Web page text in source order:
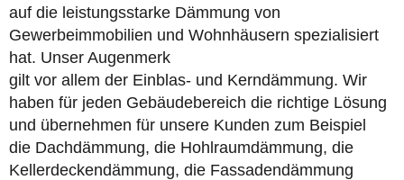
auf die leistungsstarke Dämmung von
Gewerbeimmobilien und Wohnhäusern spezialisiert
hat. Unser Augenmerk
gilt vor allem der Einblas- und Kerndämmung. Wir
haben für jeden Gebäudebereich die richtige Lösung
und übernehmen für unsere Kunden zum Beispiel
die Dachdämmung, die Hohlraumdämmung, die
Kellerdeckendämmung, die Fassadendämmung